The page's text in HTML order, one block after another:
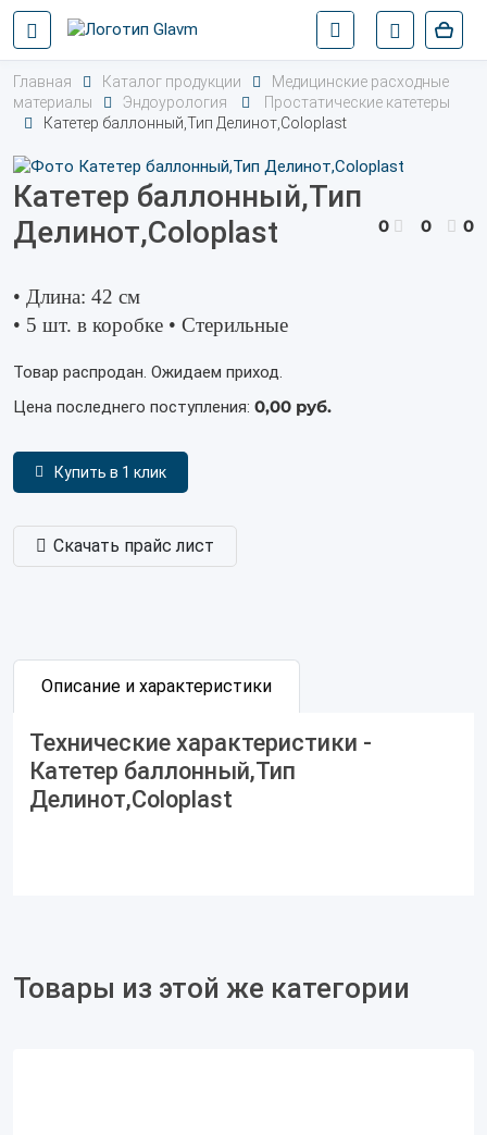
Главная Каталог продукции
Медицинские расходные
материалы
Эндоурология
Простатические катетеры
Катетер баллонный,Тип Делинот,Coloplast
Катетер баллонный,Тип
Делинот,Coloplast
0 0 0
• Длина: 42 cм
• 5 шт. в коробке • Стерильные
Товар распродан. Ожидаем приход.
Цена последнего поступления: 0,00 руб.
Купить в 1 клик
Скачать прайс лист
Описание и характеристики
Технические характеристики -
Катетер баллонный,Тип
Делинот,Coloplast
Товары из этой же категории